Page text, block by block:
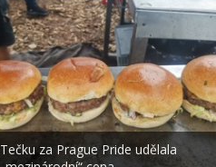
Tečku za Prague Pride udělala